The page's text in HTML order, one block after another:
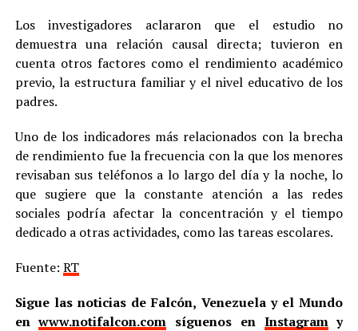
Los investigadores aclararon que el estudio no
demuestra una relación causal directa; tuvieron en
cuenta otros factores como el rendimiento académico
previo, la estructura familiar y el nivel educativo de los
padres.
Uno de los indicadores más relacionados con la brecha
de rendimiento fue la frecuencia con la que los menores
revisaban sus teléfonos a lo largo del día y la noche, lo
que sugiere que la constante atención a las redes
sociales podría afectar la concentración y el tiempo
dedicado a otras actividades, como las tareas escolares.
Fuente: RT
Sigue las noticias de Falcón, Venezuela y el Mundo
enwww.notifalcon.com síguenos en Instagramy